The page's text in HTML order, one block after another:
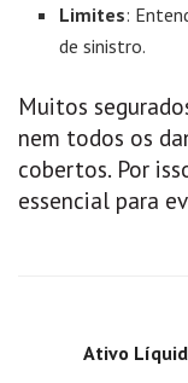
Limites:
de sinistro.
Muitos
nem todos os
cobertos. Por
essencial para
Ativo